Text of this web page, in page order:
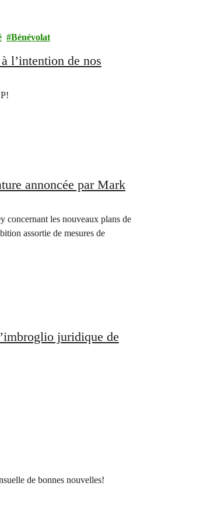
Bénévolat
l’intention de nos
annoncée par Mark
concernant les nouveaux plans de
assortie de mesures de
juridique de
de bonnes nouvelles!